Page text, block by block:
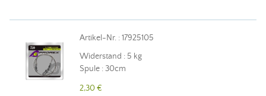
Artikel-Nr. : 17925105
Widerstand : 5 kg
Spule : 30cm
2,30 €